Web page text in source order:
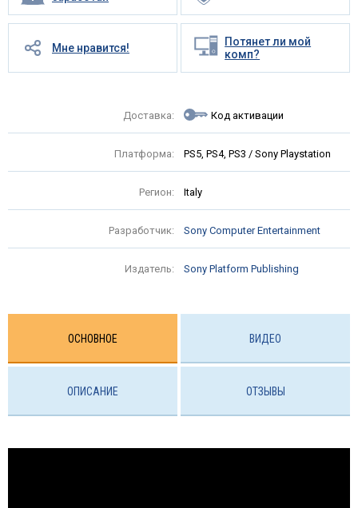
Мне нравится!
Потянет ли мой
комп?
Доставка: Код активации
Платформа: PS5, PS4, PS3 / Sony Playstation
Регион: Italy
Разработчик: Sony Computer Entertainment
Издатель: Sony Platform Publishing
ОСНОВНОЕ ВИДЕО
ОПИСАНИЕ ОТЗЫВЫ